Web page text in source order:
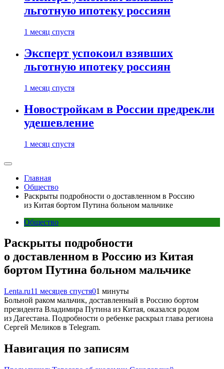
льготную ипотеку россиян
1 месяц спустя
Эксперт успокоил взявших
льготную ипотеку россиян
1 месяц спустя
Новостройкам в России предрекли
удешевление
1 месяц спустя
Главная
Общество
Раскрыты подробности о доставленном в Россию
из Китая бортом Путина больном мальчике
Общество
Раскрыты подробности
о доставленном в Россию из Китая
бортом Путина больном мальчике
Lenta.ru11 месяцев спустя01 минуты
Больной раком мальчик, доставленный в Россию бортом
президента Владимира Путина из Китая, оказался родом
из Дагестана. Подробности о ребенке раскрыл глава региона
Сергей Меликов в Telegram.
Навигация по записям